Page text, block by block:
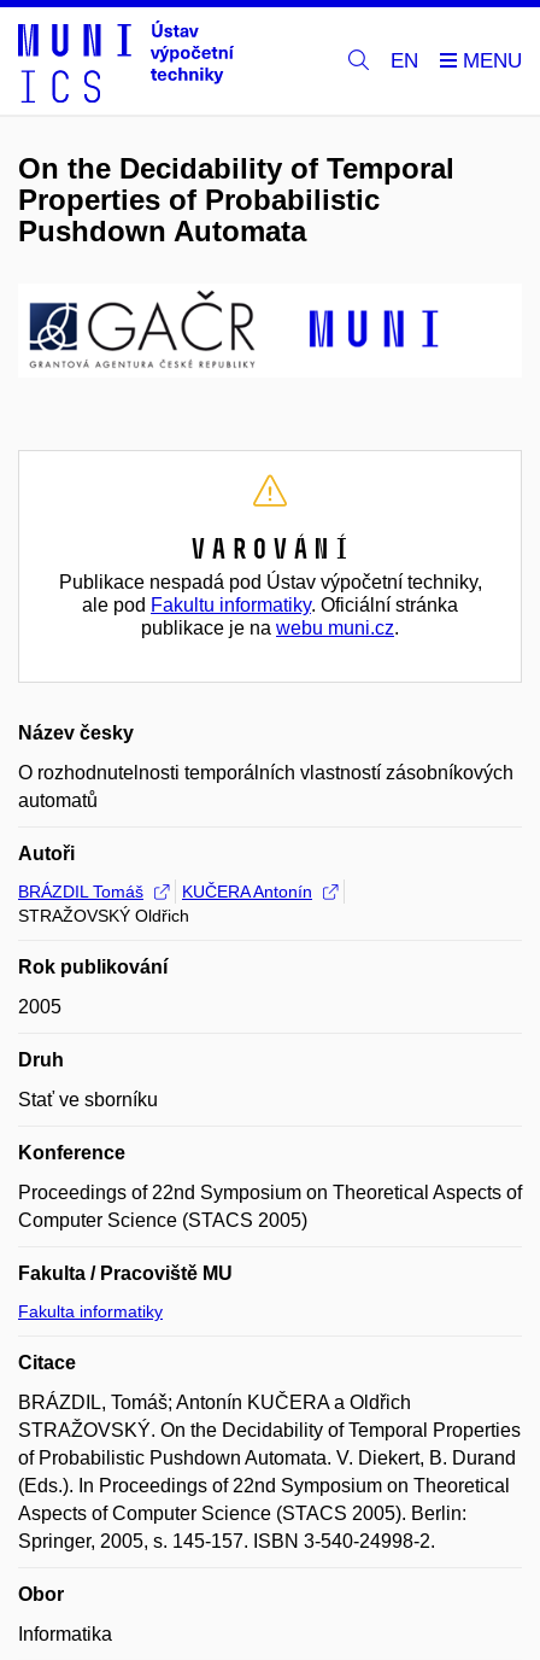
EN
On the Decidability of Temporal
Properties of Probabilistic
Pushdown Automata
Varování
Publikace nespadá pod Ústav výpočetní techniky,
ale pod Fakultu informatiky. Oficiální stránka
publikace je na webu muni.cz.
Název česky
O rozhodnutelnosti temporálních vlastností zásobníkových
automatů
Autoři
BRÁZDIL Tomáš
KUČERA Antonín
STRAŽOVSKÝ Oldřich
Rok publikování
2005
Druh
Stať ve sborníku
Konference
Proceedings of 22nd Symposium on Theoretical Aspects of
Computer Science (STACS 2005)
Fakulta / Pracoviště MU
Fakulta informatiky
Citace
BRÁZDIL, Tomáš; Antonín KUČERA a Oldřich
STRAŽOVSKÝ. On the Decidability of Temporal Properties
of Probabilistic Pushdown Automata. V. Diekert, B. Durand
(Eds.). In Proceedings of 22nd Symposium on Theoretical
Aspects of Computer Science (STACS 2005). Berlin:
Springer, 2005, s. 145-157. ISBN 3-540-24998-2.
Obor
Informatika